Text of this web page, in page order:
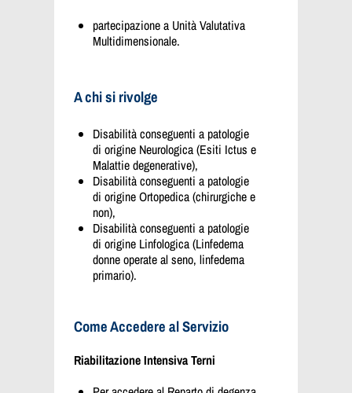
partecipazione a Unità Valutativa
Multidimensionale.
A chi si rivolge
Disabilità conseguenti a patologie
di origine Neurologica (Esiti Ictus e
Malattie degenerative),
Disabilità conseguenti a patologie
di origine Ortopedica (chirurgiche e
non),
Disabilità conseguenti a patologie
di origine Linfologica (Linfedema
donne operate al seno, linfedema
primario).
Come Accedere al Servizio
Riabilitazione Intensiva Terni